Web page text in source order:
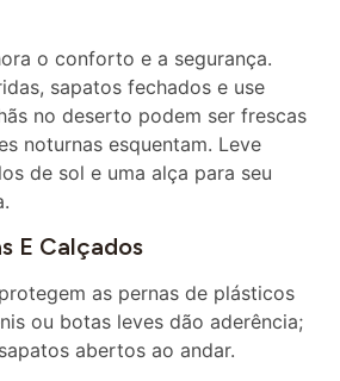
o conforto e a segurança.
sapatos fechados e use
no deserto podem ser frescas
noturnas esquentam. Leve
de sol e uma alça para seu
E Calçados
as pernas de plásticos
ou botas leves dão aderência;
abertos ao andar.
E Do Telefone